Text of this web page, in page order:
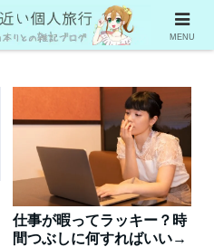
仕事が暇ってラッキー？時
間つぶしに何すればいい→
MENU